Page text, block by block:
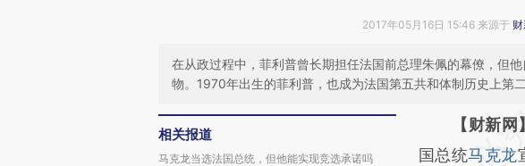
2017年05月16日 15:46 来源于
在从政过程中，菲利普曾长期担任法国前总理朱佩的幕僚，但
物。1970年出生的菲利普，也成为法国第五共和体制历史上第
相关报道
马克龙当选法国总统，但他能实现竞选承诺吗
请务必在总
AI基
【财新
国总统马克龙